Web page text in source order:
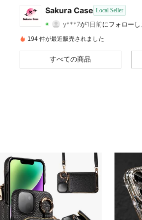
Sakura Case Local Seller
y***7 が 1日前にフォローし
4.22 評価 174商品 14フォロ
4.22 174 14
194 件が最近販売されました
すべての商品